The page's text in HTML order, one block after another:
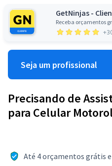
GetNinjas -
Receba orçamentos
Seja um profissional
Precisando de
para Celular
Até 4 orçamentos grátis